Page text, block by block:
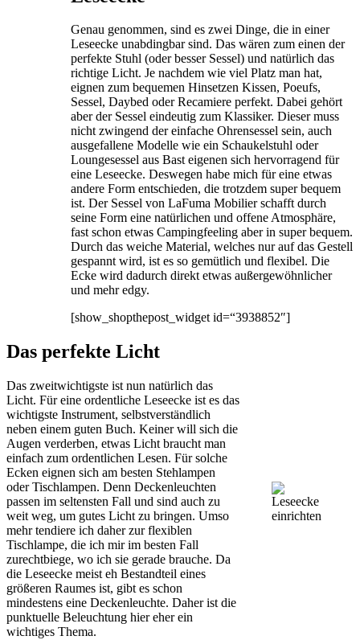
Genau genommen, sind es zwei Dinge, die in einer
Leseecke unabdingbar sind. Das wären zum einen der
perfekte Stuhl (oder besser Sessel) und natürlich das
richtige Licht. Je nachdem wie viel Platz man hat,
eignen zum bequemen Hinsetzen Kissen, Poeufs,
Sessel, Daybed oder Recamiere perfekt. Dabei gehört
aber der Sessel eindeutig zum Klassiker. Dieser muss
nicht zwingend der einfache Ohrensessel sein, auch
ausgefallene Modelle wie ein Schaukelstuhl oder
Loungesessel aus Bast eigenen sich hervorragend für
eine Leseecke. Deswegen habe mich für eine etwas
andere Form entschieden, die trotzdem super bequem
ist. Der Sessel von LaFuma Mobilier schafft durch
seine Form eine natürlichen und offene Atmosphäre,
fast schon etwas Campingfeeling aber in super bequem.
Durch das weiche Material, welches nur auf das Gestell
gespannt wird, ist es so gemütlich und flexibel. Die
Ecke wird dadurch direkt etwas außergewöhnlicher
und mehr edgy.
[show_shopthepost_widget id=“3938852″]
Das perfekte Licht
Das zweitwichtigste ist nun natürlich das
Licht. Für eine ordentliche Leseecke ist es das
wichtigste Instrument, selbstverständlich
neben einem guten Buch. Keiner will sich die
Augen verderben, etwas Licht braucht man
einfach zum ordentlichen Lesen. Für solche
Ecken eignen sich am besten Stehlampen
oder Tischlampen. Denn Deckenleuchten
passen im seltensten Fall und sind auch zu
weit weg, um gutes Licht zu bringen. Umso
mehr tendiere ich daher zur flexiblen
Tischlampe, die ich mir im besten Fall
zurechtbiege, wo ich sie gerade brauche. Da
die Leseecke meist eh Bestandteil eines
größeren Raumes ist, gibt es schon
mindestens eine Deckenleuchte. Daher ist die
punktuelle Beleuchtung hier eher ein
wichtiges Thema.